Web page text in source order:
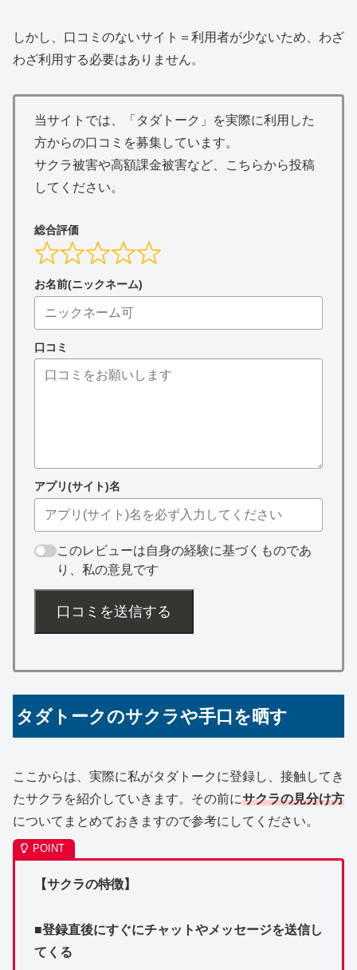
しかし、口コミのないサイト＝利用者が少ないため、わざ
わざ利用する必要はありません。
当サイトでは、「タダトーク」を実際に利用した
方からの口コミを募集しています。
サクラ被害や高額課金被害など、こちらから投稿
してください。
総合評価
お名前(ニックネーム)
口コミ
アプリ(サイト)名
このレビューは自身の経験に基づくものであ
り、私の意見です
口コミを送信する
タダトークのサクラや手口を晒す
ここからは、実際に私がタダトークに登録し、接触してき
たサクラを紹介していきます。その前にサクラの見分け方
についてまとめておきますので参考にしてください。
【サクラの特徴】
■登録直後にすぐにチャットやメッセージを送信し
てくる